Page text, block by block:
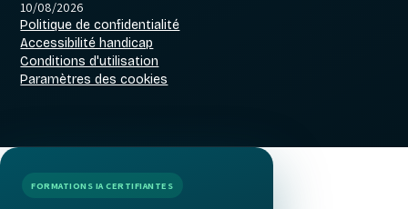
10/08/2026
Politique de confidentialité
Accessibilité handicap
Conditions d'utilisation
Paramètres des cookies
FORMATIONS IA CERTIFIANTES